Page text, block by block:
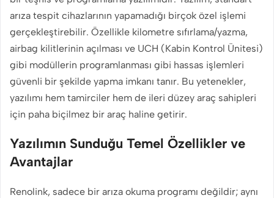
arıza tespit cihazlarının yapamadığı birçok özel işlemi
gerçekleştirebilir. Özellikle kilometre sıfırlama/yazma,
airbag kilitlerinin açılması ve UCH (Kabin Kontrol Ünitesi)
gibi modüllerin programlanması gibi hassas işlemleri
güvenli bir şekilde yapma imkanı tanır. Bu yetenekler,
yazılımı hem tamirciler hem de ileri düzey araç sahipleri
için paha biçilmez bir araç haline getirir.
Yazılımın Sunduğu Temel Özellikler ve
Avantajlar
Renolink, sadece bir arıza okuma programı değildir; aynı